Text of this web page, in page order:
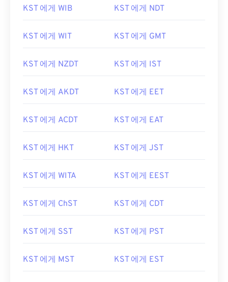
KST 에게 WIB KST 에게 NDT
KST 에게 WIT KST 에게 GMT
KST 에게 NZDT KST 에게 IST
KST 에게 AKDT KST 에게 EET
KST 에게 ACDT KST 에게 EAT
KST 에게 HKT KST 에게 JST
KST 에게 WITA KST 에게 EEST
KST 에게 ChST KST 에게 CDT
KST 에게 SST KST 에게 PST
KST 에게 MST KST 에게 EST